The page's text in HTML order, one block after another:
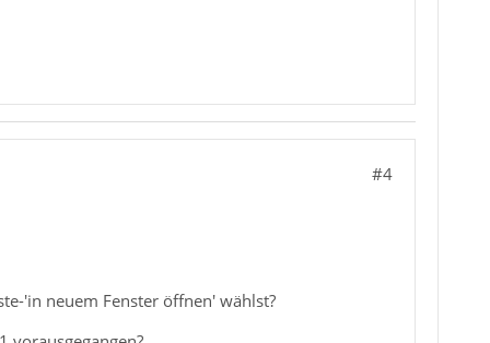
#4
'in neuem Fenster öffnen' wählst?